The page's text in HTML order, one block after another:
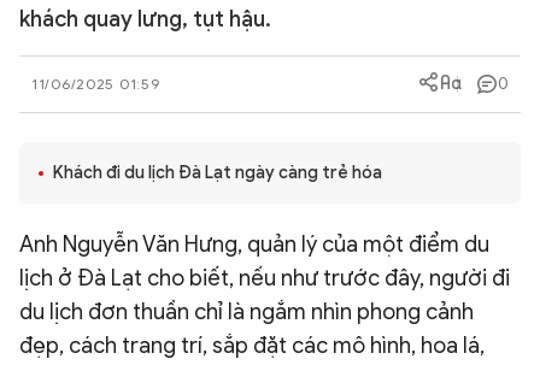
BẠN ĐỌC & CAND
ĐA PHƯƠNG TIỆN
khách quay lưng, tụt hậu.
11/06/2025 01:59 0
Khách đi du lịch Đà Lạt ngày càng trẻ hóa
Anh Nguyễn Văn Hưng, quản lý của một điểm du
lịch ở Đà Lạt cho biết, nếu như trước đây, người đi
du lịch đơn thuần chỉ là ngắm nhìn phong cảnh
đẹp, cách trang trí, sắp đặt các mô hình, hoa lá,